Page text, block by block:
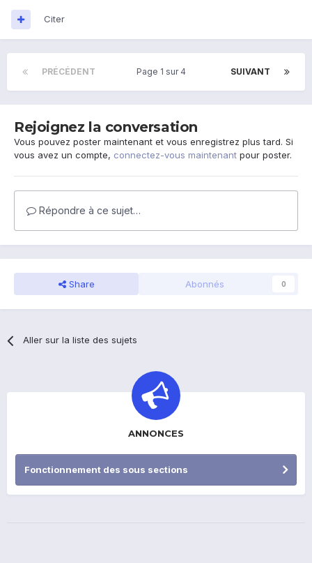
Citer
PRÉCÉDENT SUIVANT
Page 1 sur 4
Rejoignez la conversation
Vous pouvez poster maintenant et vous enregistrez plus tard. Si
vous avez un compte, connectez-vous maintenant pour poster.
Répondre à ce sujet…
Share Abonnés 0
Aller sur la liste des sujets
ANNONCES
Fonctionnement des sous sections